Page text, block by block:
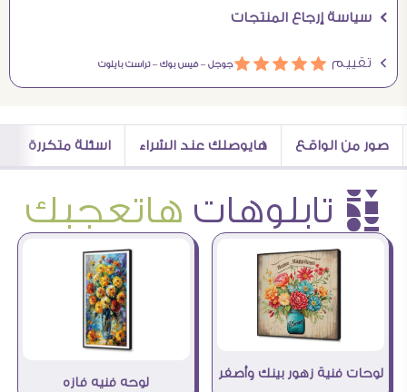
Ö سياسة إرجاع المنتجات
Ö تقييم áááááجوجل –فيس بوك –تراست بايلوت
صور من الواقع هايوصلك عند الشراء اسئلة متكررة
è تابلوهات هاتعجبك
لوحات فنية زهور بينك وأصفر
لوحه فنيه فازه